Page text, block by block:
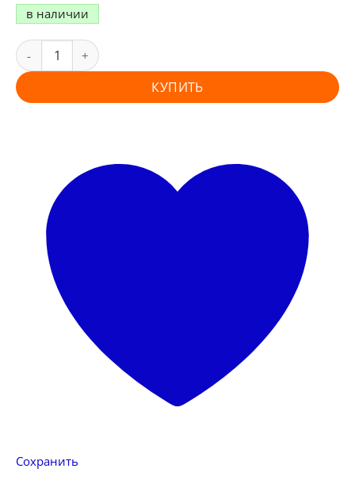
в наличии
КУПИТЬ
Сохранить